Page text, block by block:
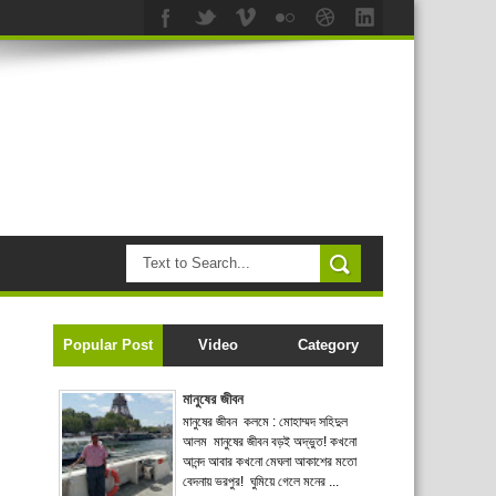
Popular Post Video Category
মানুষের জীবন
মানুষের জীবন কলমে : মোহাম্মদ সহিদুল
আলম মানুষের জীবন বড়ই অদ্ভুত! কখনো
আনন্দ আবার কখনো মেঘলা আকাশের মতো
বেদনায় ভরপুর! ঘুমিয়ে গেলে মনের ...